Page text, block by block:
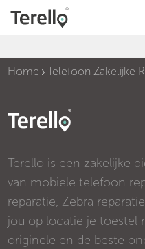
Home
Telefoon Zakelijke
Terello is een zakelijke
van mobiele telefoon
reparatie, Zebra
jou op locatie je toestel
originele en de beste